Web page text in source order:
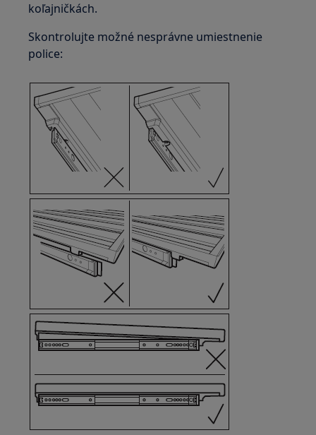
koľajničkách.
Skontrolujte možné nesprávne umiestnenie
police: